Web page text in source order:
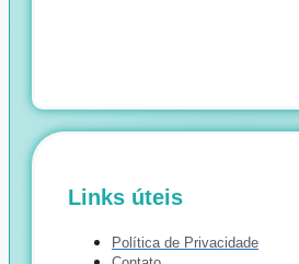
Links úteis
Política de Privacidade